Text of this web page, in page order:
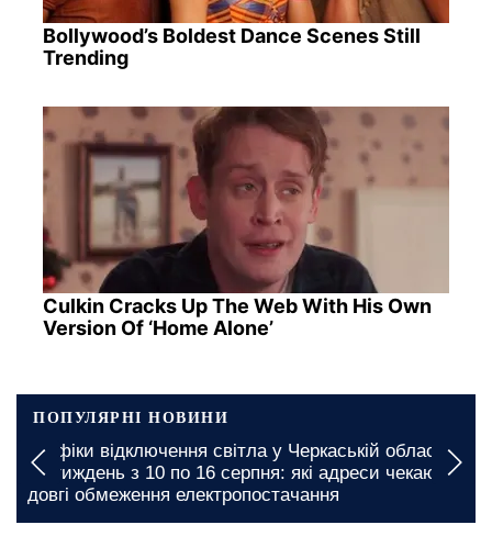
Bollywood’s Boldest Dance Scenes Still
Trending
Culkin Cracks Up The Web With His Own
Version Of ‘Home Alone’
ПОПУЛЯРНІ НОВИНИ
у Черкаській області
які адреси чекають
Графіки відключення
на тиждень з 10 по 16
потрапили під